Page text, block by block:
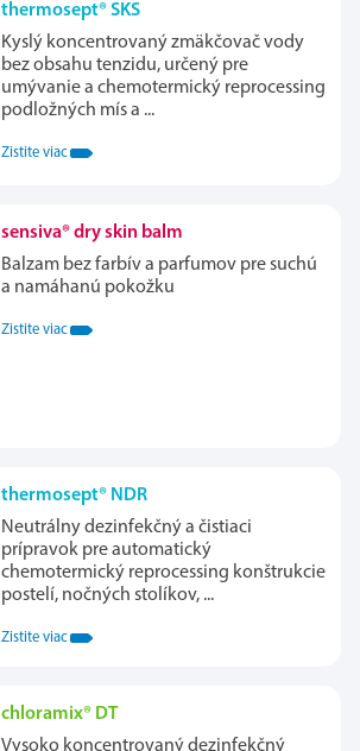
thermosept® SKS
Kyslý koncentrovaný zmäkčovač vody
bez obsahu tenzidu, určený pre
umývanie a chemotermický reprocessing
podložných mís a ...
Zistite viac
sensiva® dry skin balm
Balzam bez farbív a parfumov pre suchú
a namáhanú pokožku
Zistite viac
thermosept® NDR
Neutrálny dezinfekčný a čistiaci
prípravok pre automatický
chemotermický reprocessing konštrukcie
postelí, nočných stolíkov, ...
Zistite viac
chloramix® DT
Vysoko koncentrovaný dezinfekčný